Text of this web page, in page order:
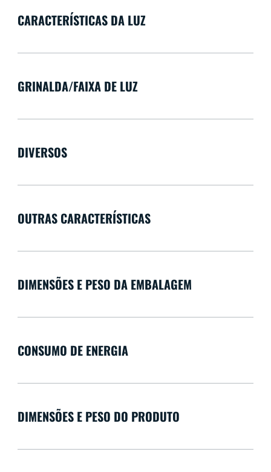
CARACTERÍSTICAS DA LUZ
GRINALDA/FAIXA DE LUZ
DIVERSOS
OUTRAS CARACTERÍSTICAS
DIMENSÕES E PESO DA EMBALAGEM
CONSUMO DE ENERGIA
DIMENSÕES E PESO DO PRODUTO